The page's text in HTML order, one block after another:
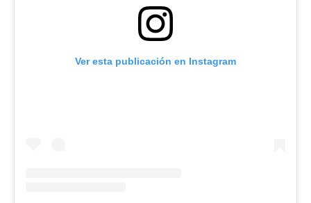
Ver esta publicación en Instagram